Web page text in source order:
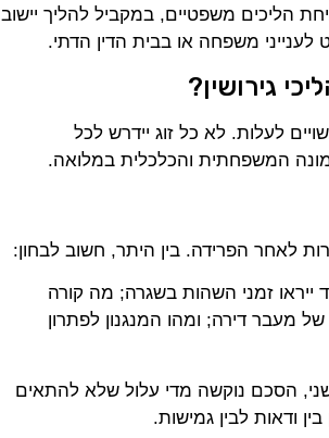
הליכים משפטיים, במקביל להליך יישוב
משפחה או בבית הדין הדתי.
גירושין?
לעלות. לא כל זוג יידרש לכל
המשפחתית והכלכלית במלואה.
לאחר הפרידה. בין היתר, חשוב לבחון:
ייראו זמני השהות בשגרה; מה קורה
מעבר דירה; ומהו המנגנון לפתרון
הסכם נוקשה מדי עלול שלא להתאים
ודאות לבין גמישות.